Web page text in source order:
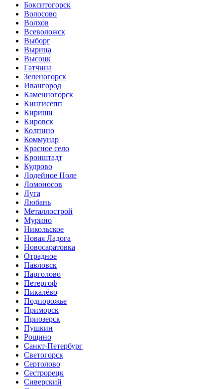
Бокситогорск
Волосово
Волхов
Всеволожск
Выборг
Вырица
Высоцк
Гатчина
Зеленогорск
Ивангород
Каменногорск
Кингисепп
Кириши
Кировск
Колпино
Коммунар
Красное село
Кронштадт
Кудрово
Лодейное Поле
Ломоносов
Луга
Любань
Металлострой
Мурино
Никольское
Новая Ладога
Новосаратовка
Отрадное
Павловск
Парголово
Петергоф
Пикалёво
Подпорожье
Приморск
Приозерск
Пушкин
Рощино
Санкт-Петербург
Светогорск
Сертолово
Сестрорецк
Сиверский